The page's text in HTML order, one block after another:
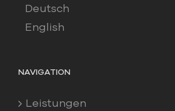
Deutsch
English
NAVIGATION
Leistungen